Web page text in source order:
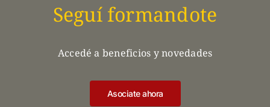
Seguí formandote
Accedé a beneficios y novedades
Asociate ahora